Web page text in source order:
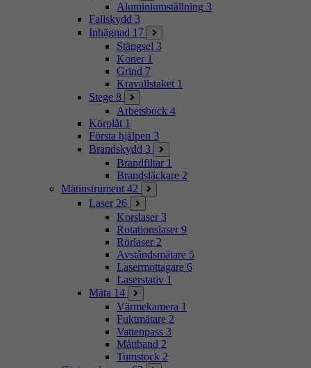
Aluminiumställning 3
Fallskydd 3
Inhägnad 17
Stängsel 3
Koner 1
Grind 7
Kravallstaket 1
Stege 8
Arbetsbock 4
Körplåt 1
Första hjälpen 3
Brandskydd 3
Brandfiltar 1
Brandsläckare 2
Mätinstrument 42
Laser 26
Korslaser 3
Rotationslaser 9
Rörlaser 2
Avståndsmätare 5
Lasermottagare 6
Laserstativ 1
Mäta 14
Värmekamera 1
Fuktmätare 2
Vattenpass 3
Måttband 2
Tumstock 2